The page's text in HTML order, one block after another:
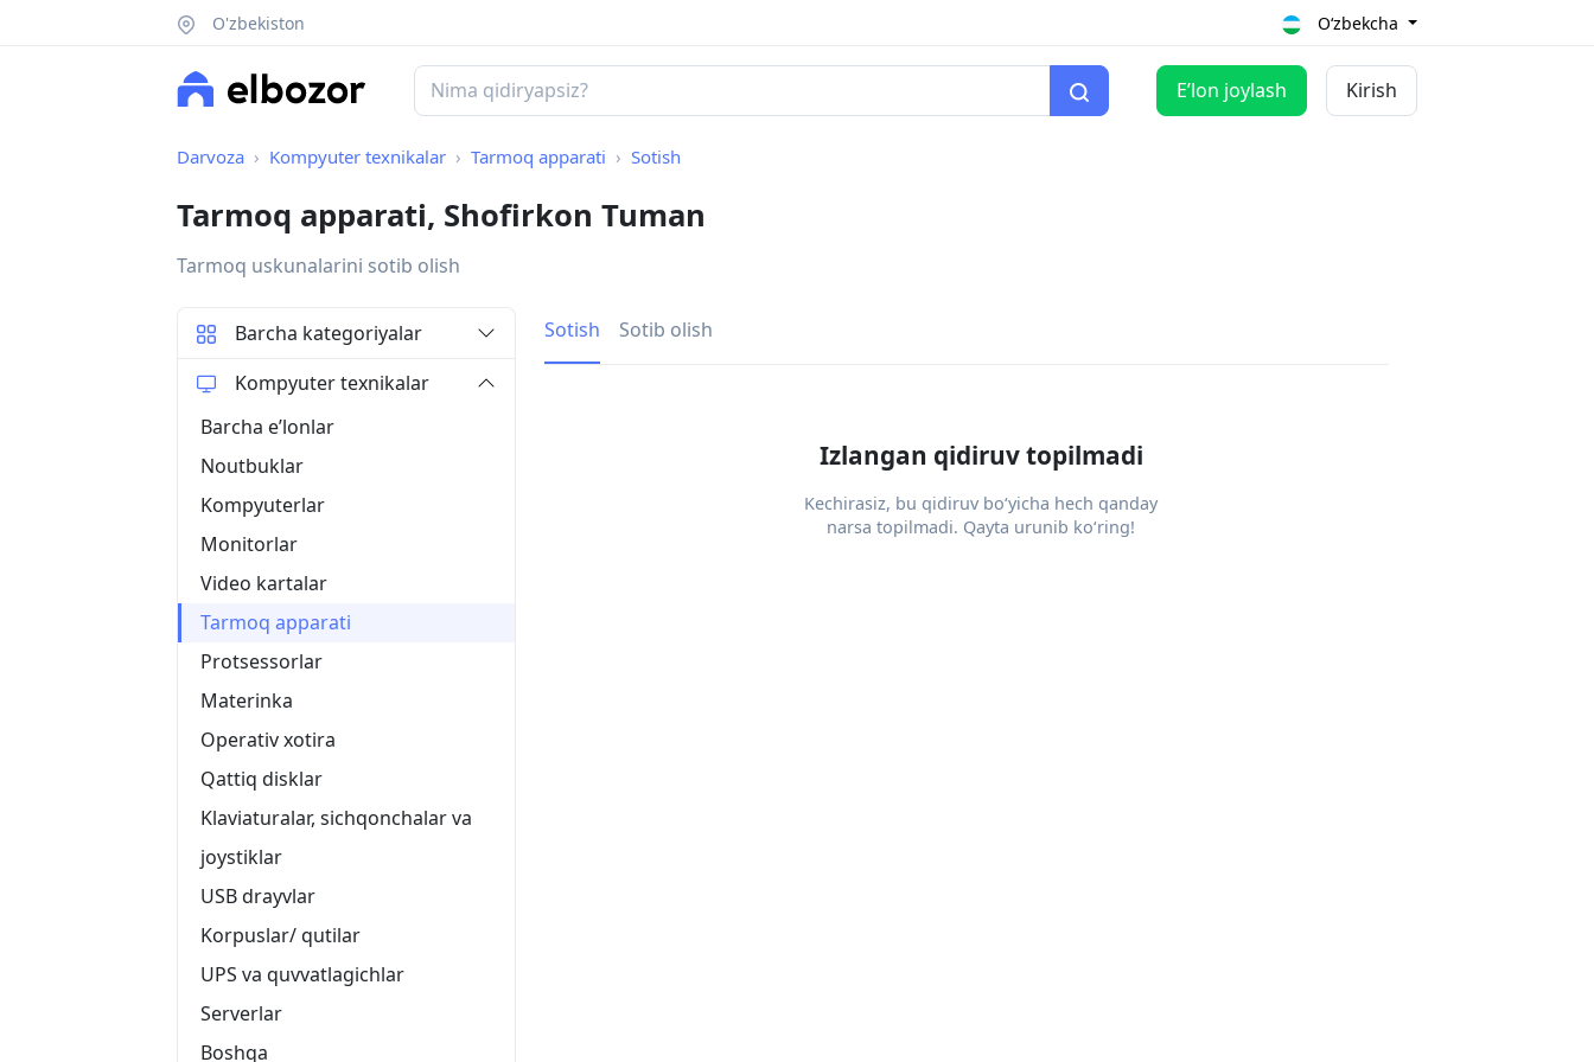
O'zbekiston O‘zbekcha
Eʼlon joylash Kirish
Darvoza Kompyuter texnikalar Tarmoq apparati Sotish
Tarmoq apparati, Shofirkon Tuman
Tarmoq uskunalarini sotib olish
Sotish Sotib olish
Izlangan qidiruv topilmadi
Kechirasiz, bu qidiruv bo‘yicha hech qanday
narsa topilmadi. Qayta urunib ko‘ring!
Barcha kategoriyalar
Kompyuter texnikalar
Barcha eʼlonlar
Noutbuklar
Kompyuterlar
Monitorlar
Video kartalar
Tarmoq apparati
Protsessorlar
Materinka
Operativ xotira
Qattiq disklar
Klaviaturalar, sichqonchalar va
joystiklar
USB drayvlar
Korpuslar/ qutilar
UPS va quvvatlagichlar
Serverlar
Boshqa